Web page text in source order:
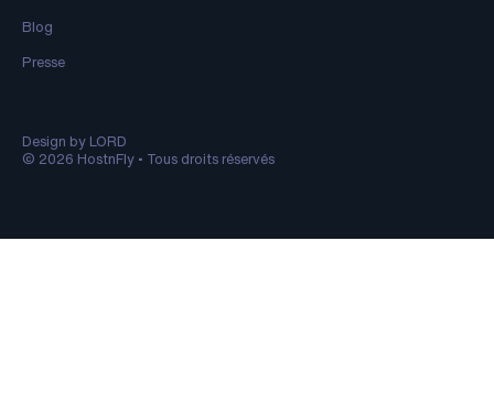
Blog
Presse
Design by LORD
© 2026 HostnFly • Tous droits réservés